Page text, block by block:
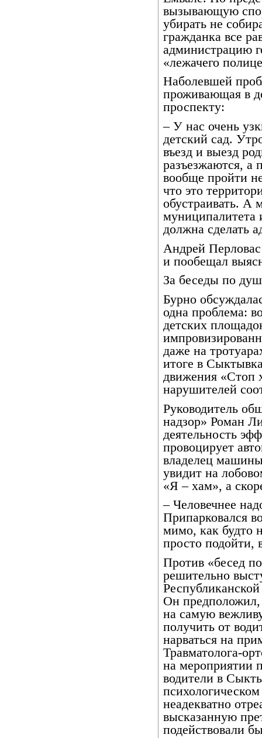
вызывающую
убирать не
гражданка все
администрацию
«лежачего
Наболевшей
проживающая в
проспекту:
– У нас очень
детский сад.
въезд и выезд
разъезжаются, а
вообще пройти
что это
обустраивать. А
муниципалитета
должна сделать
Андрей
и пообещал
За беседы по
Бурно
одна проблема:
детских
даже на
итоге в
движения «Стоп
нарушителей
Руководитель
надзор» Роман
деятельность
провоцирует
владелец
увидит на
«Я – хам», а
– Человечнее
Припарковался
мимо, как будто
просто подойти,
Против «бесед
решительно
Он предположил,
на самую
получить от
нарваться на
Травматолога-
на мероприятии
водители в
неадекватно
высказанную
подействовали